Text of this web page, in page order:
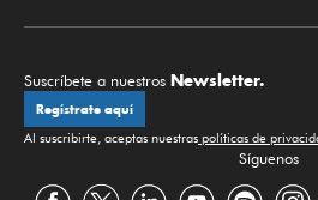
Suscríbete a nuestros Newsletter.
Regístrate aquí
Al suscribirte, aceptas nuestras políticas de
Síguenos